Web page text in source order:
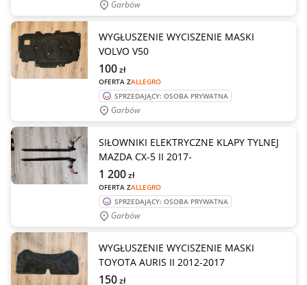
Garbów
WYGŁUSZENIE WYCISZENIE MASKI
VOLVO V50
OFERTA ZALLEGRO
100zł
SPRZEDAJĄCY: OSOBA PRYWATNA
Garbów
SIŁOWNIKI ELEKTRYCZNE KLAPY TYLNEJ
MAZDA CX-5 II 2017-
OFERTA ZALLEGRO
1 200zł
SPRZEDAJĄCY: OSOBA PRYWATNA
Garbów
WYGŁUSZENIE WYCISZENIE MASKI
TOYOTA AURIS II 2012-2017
150zł